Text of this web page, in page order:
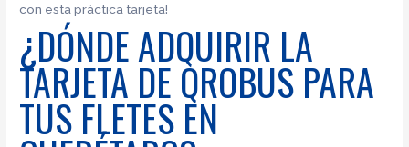
con esta práctica tarjeta!
¿DÓNDE ADQUIRIR LA
TARJETA DE QROBUS PARA
TUS FLETES EN